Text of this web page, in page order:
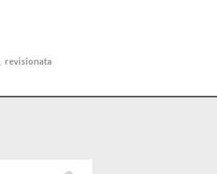
revisionata